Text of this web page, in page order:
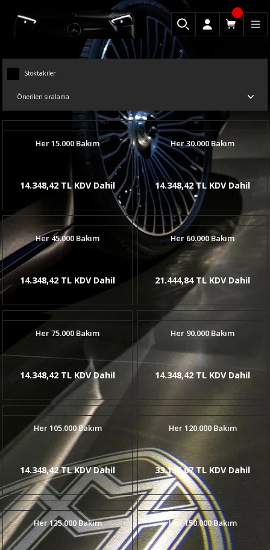
Stoktakiler
Her 15.000 Bakım
14.348,42 TL KDV Dahil
Her 30.000 Bakım
14.348,42 TL KDV Dahil
Her 45.000 Bakım
14.348,42 TL KDV Dahil
Her 60.000 Bakım
21.444,84 TL KDV Dahil
Her 75.000 Bakım
14.348,42 TL KDV Dahil
Her 90.000 Bakım
14.348,42 TL KDV Dahil
Her 105.000 Bakım
14.348,42 TL KDV Dahil
Her 120.000 Bakım
33.136,07 TL KDV Dahil
Her 135.000 Bakım Her 150.000 Bakım